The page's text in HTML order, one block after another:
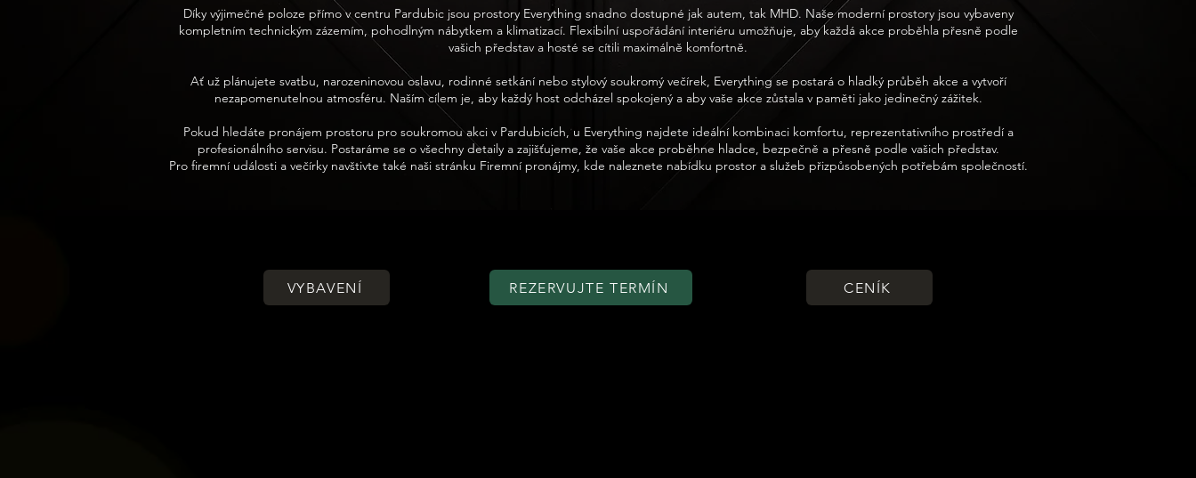
Díky výjimečné poloze přímo v centru Pardubic jsou prostory Everything snadno dostupné jak autem, tak MHD. Naše moderní prostory jsou vybaveny
kompletním technickým zázemím, pohodlným nábytkem a klimatizací. Flexibilní uspořádání interiéru umožňuje, aby každá akce proběhla přesně podle
vašich představ a hosté se cítili maximálně komfortně.
Ať už plánujete svatbu, narozeninovou oslavu, rodinné setkání nebo stylový soukromý večírek, Everything se postará o hladký průběh akce a vytvoří
nezapomenutelnou atmosféru. Naším cílem je, aby každý host odcházel spokojený a aby vaše akce zůstala v paměti jako jedinečný zážitek.
Pokud hledáte pronájem prostoru pro soukromou akci v Pardubicích, u Everything najdete ideální kombinaci komfortu, reprezentativního prostředí a
profesionálního servisu. Postaráme se o všechny detaily a zajišťujeme, že vaše akce proběhne hladce, bezpečně a přesně podle vašich představ.
Pro firemní události a večírky navštivte také naši stránku Firemní pronájmy, kde naleznete nabídku prostor a služeb přizpůsobených potřebám společností.
VYBAVENÍ REZERVUJTE TERMÍN CENÍK